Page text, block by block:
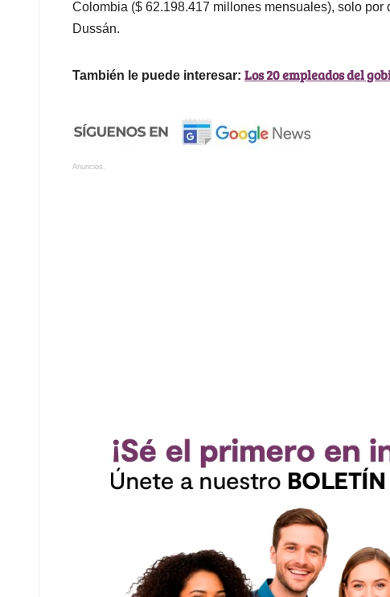
Colombia ($ 62.198.417 millones mensuales), solo
Dussán.
También le puede interesar: Los 20 empleados del
Anuncios.